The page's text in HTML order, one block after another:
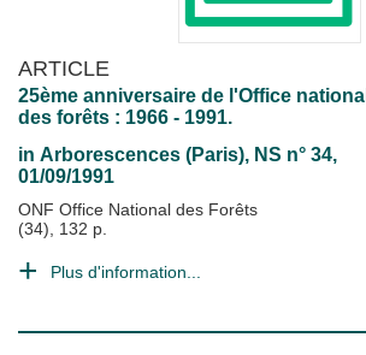
ARTICLE
25ème anniversaire de l'Office national
des forêts : 1966 - 1991.
in Arborescences (Paris), NS n° 34,
01/09/1991
ONF Office National des Forêts
(34), 132 p.
Plus d'information...